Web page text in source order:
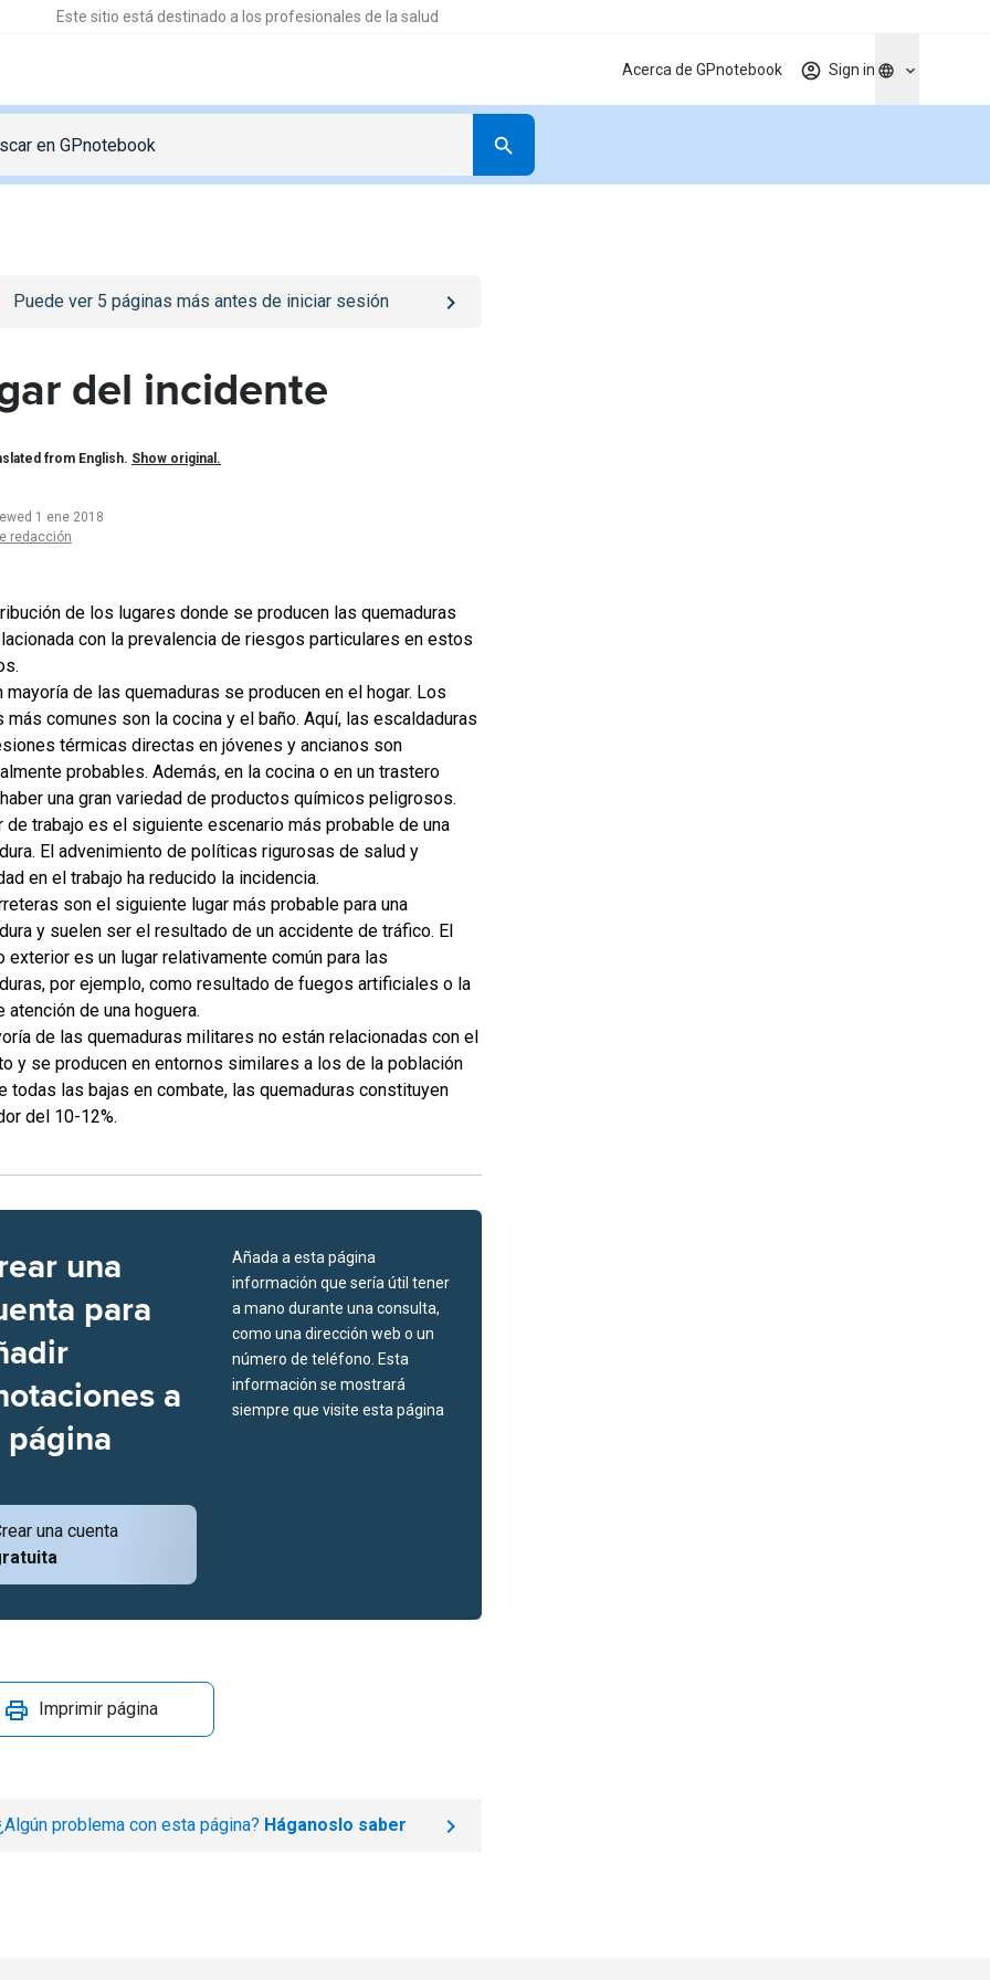
Este sitio está destinado a los profesionales de la salud
Acerca de GPnotebook Sign in
/iniciar-sesionpage
Puede ver 5 páginas más antes de iniciar sesión
del incidente
from English. Show original.
1 ene 2018
redacción
de los lugares donde se producen las quemaduras
con la prevalencia de riesgos particulares en estos
mayoría de las quemaduras se producen en el hogar. Los
más comunes son la cocina y el baño. Aquí, las escaldaduras
térmicas directas en jóvenes y ancianos son
probables. Además, en la cocina o en un trastero
una gran variedad de productos químicos peligrosos.
de trabajo es el siguiente escenario más probable de una
El advenimiento de políticas rigurosas de salud y
en el trabajo ha reducido la incidencia.
son el siguiente lugar más probable para una
y suelen ser el resultado de un accidente de tráfico. El
exterior es un lugar relativamente común para las
por ejemplo, como resultado de fuegos artificiales o la
atención de una hoguera.
de las quemaduras militares no están relacionadas con el
y se producen en entornos similares a los de la población
todas las bajas en combate, las quemaduras constituyen
del 10-12%.
una
para
a
página
una cuenta
Añada a esta página
información que sería útil tener
a mano durante una consulta,
como una dirección web o un
número de teléfono. Esta
información se mostrará
siempre que visite esta página
Imprimir página
problema con esta página? Háganoslo saber